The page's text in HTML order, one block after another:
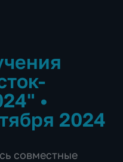
•
2024
совместные